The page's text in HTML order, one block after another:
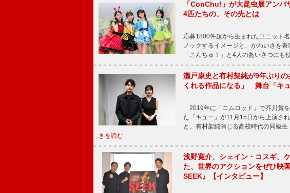
「ConChu!」が大昆虫展アン
4匹たちの、その先とは
応募1800件超から生まれたユニット
ノックするイメージと、かわいさを
「こんちゅ！」と4人のあいさつに
瀬戸康史と有村架純が9年ぶり
くれる作品になる」 舞台「キ
2019年に「ニムロッド」で芥川賞
た「キュー」が11月15日から上演さ
と、有村架純演じる高校時代の同級
きを読む
浅野寛介、シェイン・コスギ、
た、世界のアクションをぜひ映
SEEK』【インタビュー】